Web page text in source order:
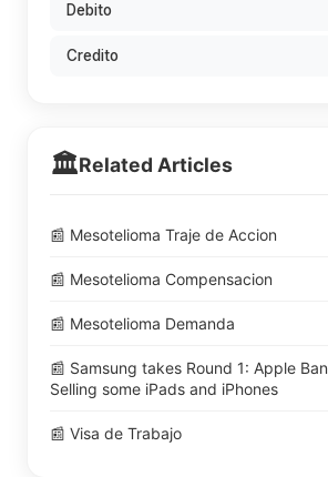
Debito
Credito
🏛️Related Articles
📰 Mesotelioma Traje de Accion
📰 Mesotelioma Compensacion
📰 Mesotelioma Demanda
📰 Samsung takes Round 1: Apple
Selling some iPads and iPhones
📰 Visa de Trabajo